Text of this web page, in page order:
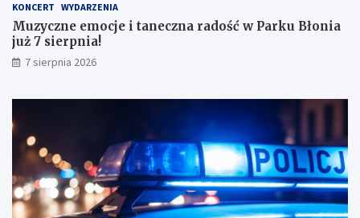
m
i
w
y
k
a
m
KONCERT WYDARZENIA
Muzyczne emocje i taneczna radość w Parku Błonia
już 7 sierpnia!
7 sierpnia 2026